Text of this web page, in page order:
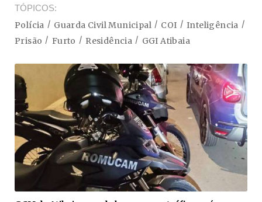
TÓPICOS
Polícia Guarda Civil Municipal COI
Inteligência
Prisão
Furto Residência GGI Atibaia